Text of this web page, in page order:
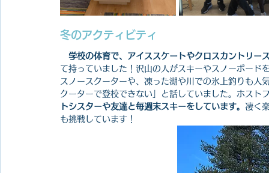
冬のアクティビティ
学校の体育で、アイススケートやクロスカントリー
て持っていました！沢山の人がスキーやスノーボード
スノースクーターや、凍った湖や川での氷上釣りも人
クーターで登校できない」と話していました。ホスト
トシスターや友達と毎週末スキーをしています。 凄く
も挑戦しています！